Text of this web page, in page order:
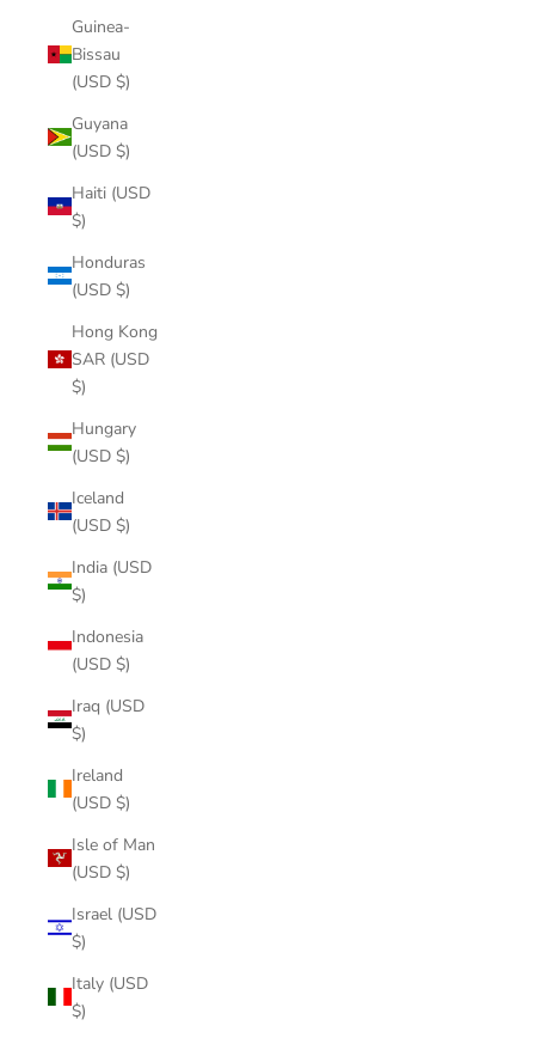
Guinea-
Bissau
(USD $)
Guyana
(USD $)
Haiti (USD
$)
Honduras
(USD $)
Hong Kong
SAR (USD
$)
Hungary
(USD $)
Iceland
(USD $)
India (USD
$)
Indonesia
(USD $)
Iraq (USD
$)
Ireland
(USD $)
Isle of Man
(USD $)
Israel (USD
$)
Italy (USD
$)